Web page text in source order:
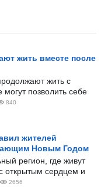
жить вместе после
жить с
позволить себе
840
жителей
Новым Годом
регион, где живут
открытым сердцем и
2656